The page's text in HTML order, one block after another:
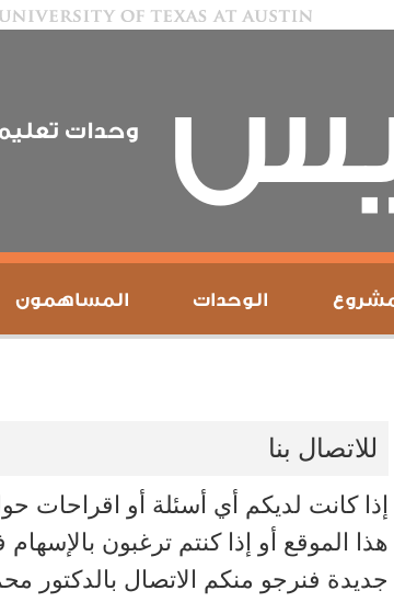
وحدات
الوحدات المساهمون
للاتصال بنا
إذا كانت لديكم أي أسئلة أو اقراحات
هذا الموقع أو إذا كنتم ترغبون
جديدة فنرجو منكم الاتصال بالدكتور